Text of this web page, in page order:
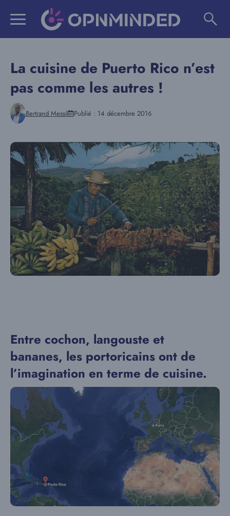
La cuisine de Puerto Rico n’est
pas comme les autres !
Bertrand Messi Publié : 14 décembre 2016
Entre cochon, langouste et
bananes, les portoricains ont de
l’imagination en terme de cuisine.